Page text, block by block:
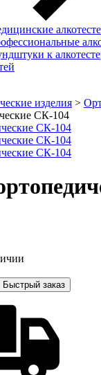
к
изделия >
СК-104
Быстрый заказ